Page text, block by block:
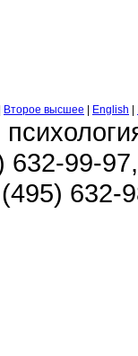
Второе высшее English
632-99-
632-